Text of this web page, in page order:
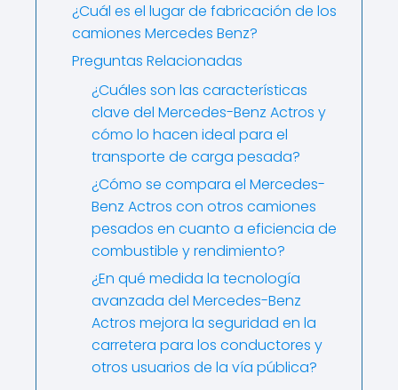
¿Cuál es el lugar de fabricación de los
camiones Mercedes Benz?
Preguntas Relacionadas
¿Cuáles son las características
clave del Mercedes-Benz Actros y
cómo lo hacen ideal para el
transporte de carga pesada?
¿Cómo se compara el Mercedes-
Benz Actros con otros camiones
pesados en cuanto a eficiencia de
combustible y rendimiento?
¿En qué medida la tecnología
avanzada del Mercedes-Benz
Actros mejora la seguridad en la
carretera para los conductores y
otros usuarios de la vía pública?